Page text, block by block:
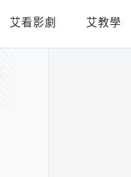
艾看影劇 艾教學